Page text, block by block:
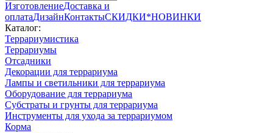
ИзготовлениеДоставка и
оплатаДизайнКонтактыСКИДКИ*НОВИНКИ
Каталог:
Террариумистика
Террариумы
Отсадники
Декорации для террариума
Лампы и светильники для террариума
Оборудование для террариума
Субстраты и грунты для террариума
Инструменты для ухода за террариумом
Корма